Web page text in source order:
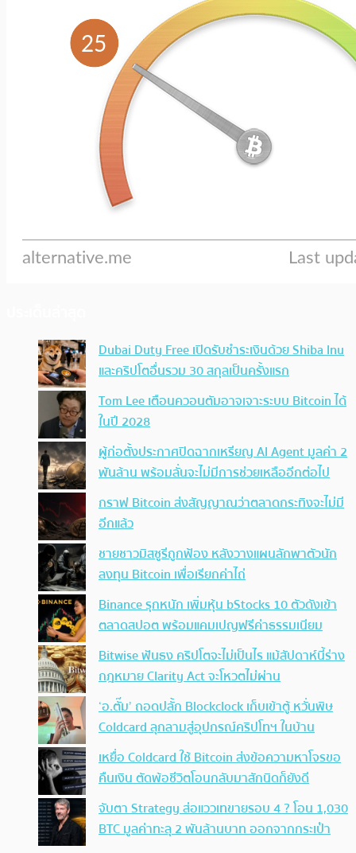
Dubai Duty Free เปิดรับชำระเงินด้วย Shiba Inu
และคริปโตอื่นรวม 30 สกุลเป็นครั้งแรก
Tom Lee เตือนควอนตัมอาจเจาะระบบ Bitcoin ได้
ในปี 2028
ผู้ก่อตั้งประกาศปิดฉากเหรียญ AI Agent มูลค่า 2
พันล้าน พร้อมลั่นจะไม่มีการช่วยเหลืออีกต่อไป
กราฟ Bitcoin ส่งสัญญาณว่าตลาดกระทิงจะไม่มี
อีกแล้ว
ชายชาวมิสซูรีถูกฟ้อง หลังวางแผนลักพาตัวนัก
ลงทุน Bitcoin เพื่อเรียกค่าไถ่
Binance รุกหนัก เพิ่มหุ้น bStocks 10 ตัวดังเข้า
ตลาดสปอต พร้อมแคมเปญฟรีค่าธรรมเนียม
Bitwise ฟันธง คริปโตจะไม่เป็นไร แม้สัปดาห์นี้ร่าง
กฎหมาย Clarity Act จะโหวตไม่ผ่าน
‘อ.ตั๊ม’ ถอดปลั้ก Blockclock เก็บเข้าตู้ หวั่นพิษ
Coldcard ลุกลามสู่อุปกรณ์คริปโทฯ ในบ้าน
เหยื่อ Coldcard ใช้ Bitcoin ส่งข้อความหาโจรขอ
คืนเงิน ตัดพ้อชีวิตโอนกลับมาสักนิดก็ยังดี
จับตา Strategy ส่อแววเทขายรอบ 4 ? โอน 1,030
BTC มูลค่าทะลุ 2 พันล้านบาท ออกจากกระเป๋า